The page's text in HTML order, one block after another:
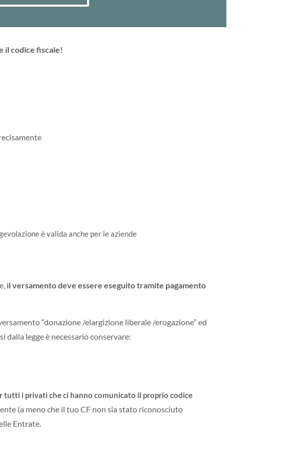
il codice fiscale!
è valida anche per le aziende
il versamento deve essere eseguito tramite pagamento
“donazione /elargizione liberale /erogazione” ed
legge è necessario conservare:
tutti i privati che ci hanno comunicato il proprio codice
(a meno che il tuo CF non sia stato riconosciuto
Entrate.